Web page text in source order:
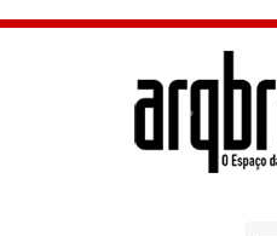
Skip to main content